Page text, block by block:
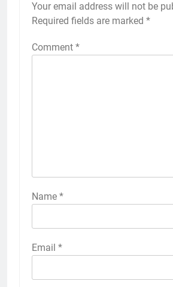
Your email address will not be
Required fields are marked *
Comment *
Name *
Email *